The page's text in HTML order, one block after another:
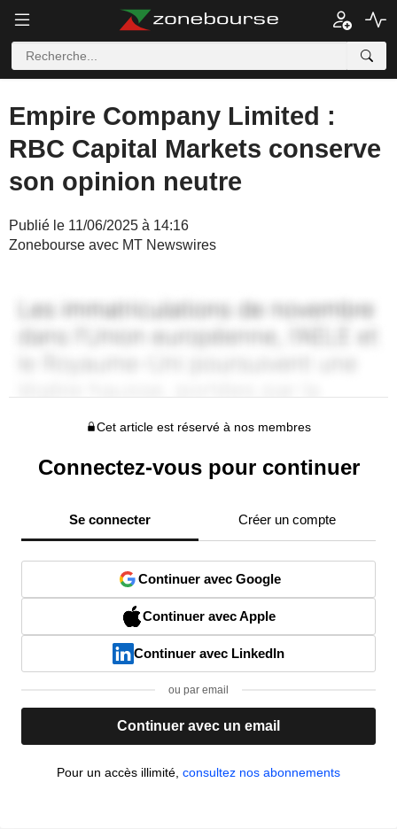
Empire Company Limited :
RBC Capital Markets conserve
son opinion neutre
Publié le 11/06/2025 à 14:16
Zonebourse avec MT Newswires
Cet article est réservé à nos membres
Connectez-vous pour continuer
Se connecter Créer un compte
Continuer avec Google
Continuer avec Apple
Continuer avec LinkedIn
ou par email
Continuer avec un email
Pour un accès illimité, consultez nos abonnements